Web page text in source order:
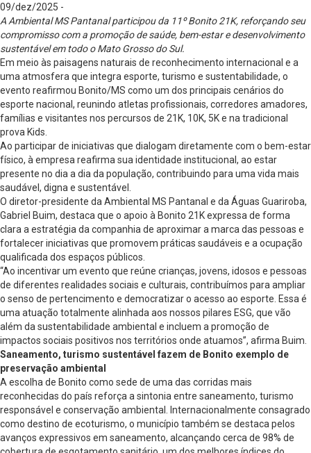
09/dez/2025 -
A Ambiental MS Pantanal participou da 11º Bonito 21K, reforçando seu
compromisso com a promoção de saúde, bem-estar e desenvolvimento
sustentável em todo o Mato Grosso do Sul.
Em meio às paisagens naturais de reconhecimento internacional e a
uma atmosfera que integra esporte, turismo e sustentabilidade, o
evento reafirmou Bonito/MS como um dos principais cenários do
esporte nacional, reunindo atletas profissionais, corredores amadores,
famílias e visitantes nos percursos de 21K, 10K, 5K e na tradicional
prova Kids.
Ao participar de iniciativas que dialogam diretamente com o bem-estar
físico, à empresa reafirma sua identidade institucional, ao estar
presente no dia a dia da população, contribuindo para uma vida mais
saudável, digna e sustentável.
O diretor-presidente da Ambiental MS Pantanal e da Águas Guariroba,
Gabriel Buim, destaca que o apoio à Bonito 21K expressa de forma
clara a estratégia da companhia de aproximar a marca das pessoas e
fortalecer iniciativas que promovem práticas saudáveis e a ocupação
qualificada dos espaços públicos.
“Ao incentivar um evento que reúne crianças, jovens, idosos e pessoas
de diferentes realidades sociais e culturais, contribuímos para ampliar
o senso de pertencimento e democratizar o acesso ao esporte. Essa é
uma atuação totalmente alinhada aos nossos pilares ESG, que vão
além da sustentabilidade ambiental e incluem a promoção de
impactos sociais positivos nos territórios onde atuamos”, afirma Buim.
Saneamento, turismo sustentável fazem de Bonito exemplo de
preservação ambiental
A escolha de Bonito como sede de uma das corridas mais
reconhecidas do país reforça a sintonia entre saneamento, turismo
responsável e conservação ambiental. Internacionalmente consagrado
como destino de ecoturismo, o município também se destaca pelos
avanços expressivos em saneamento, alcançando cerca de 98% de